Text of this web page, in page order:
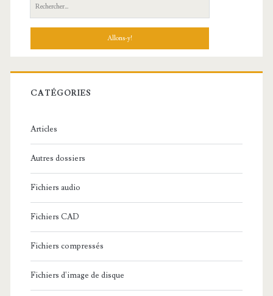
R
e
h
r
c
:
CATÉGORIES
Articles
Autres dossiers
Fichiers audio
Fichiers CAD
Fichiers compressés
Fichiers d'image de disque